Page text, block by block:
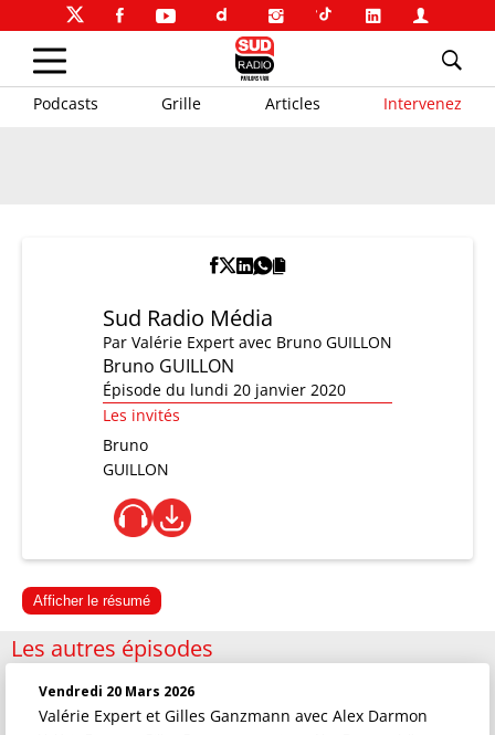
Podcasts Grille Articles Intervenez
Sud Radio Média
Par Valérie Expert avec Bruno GUILLON
Bruno GUILLON
Épisode du lundi 20 janvier 2020
Les invités
Bruno
GUILLON
Afficher le résumé
Les autres épisodes
Vendredi 20 Mars 2026
Valérie Expert et Gilles Ganzmann avec Alex Darmon